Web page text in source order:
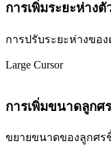
การเพิ่มระยะห่างตั
การปรับระยะห่างขอ
Large Cursor
การเพิ่มขนาดลูกศ
ขยายขนาดของลูกศร